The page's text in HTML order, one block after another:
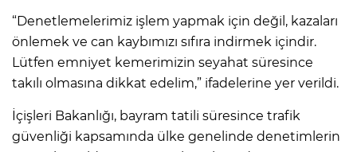
“Denetlemelerimiz işlem yapmak için değil, kazaları
önlemek ve can kaybımızı sıfıra indirmek içindir.
Lütfen emniyet kemerimizin seyahat süresince
takılı olmasına dikkat edelim,” ifadelerine yer verildi.
İçişleri Bakanlığı, bayram tatili süresince trafik
güvenliği kapsamında ülke genelinde denetimlerin